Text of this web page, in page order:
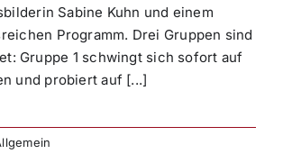
Sabine Kuhn und einem
Programm. Drei Gruppen sind
Gruppe 1 schwingt sich sofort auf
und probiert auf [...]